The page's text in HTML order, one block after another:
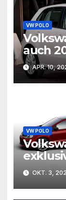
VW POLO
auch
APR. 10,
VW POLO
OKT. 3,